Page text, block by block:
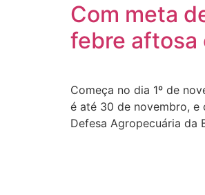
Com meta
febre aftosa
Começa no dia 1º de
é até 30 de novembro, e
Defesa Agropecuária da